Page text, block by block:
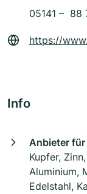
05141 – 88
https://
Info
Anbieter für
Kupfer,
Aluminium,
Edelstahl,